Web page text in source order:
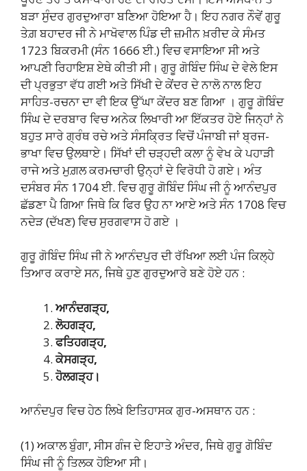
ਬੜਾ ਸੁੰਦਰ ਗੁਰਦੁਆਰਾ ਬਣਿਆ ਹੋਇਆ ਹੈ। ਇਹ ਨਗਰ ਨੌਵੇਂ ਗੁਰੂ
ਤੇਗ਼ ਬਹਾਦਰ ਜੀ ਨੇ ਮਾਖੋਵਾਲ ਪਿੰਡ ਦੀ ਜ਼ਮੀਨ ਖ਼ਰੀਦ ਕੇ ਸੰਮਤ
1723 ਬਿਕਰਮੀ (ਸੰਨ 1666 ਈ.) ਵਿਚ ਵਸਾਇਆ ਸੀ ਅਤੇ
ਆਪਣੀ ਰਿਹਾਇਸ਼ ਏਥੇ ਕੀਤੀ ਸੀ। ਗੁਰੂ ਗੋਬਿੰਦ ਸਿੰਘ ਦੇ ਵੇਲੇ ਇਸ
ਦੀ ਪ੍ਰਭੁਤਾ ਵੱਧ ਗਈ ਅਤੇ ਸਿੱਖੀ ਦੇ ਕੇਂਦਰ ਦੇ ਨਾਲੋ ਨਾਲ ਇਹ
ਸਾਹਿਤ-ਰਚਨਾ ਦਾ ਵੀ ਇਕ ਉੱਘਾ ਕੇਂਦਰ ਬਣ ਗਿਆ । ਗੁਰੂ ਗੋਬਿੰਦ
ਸਿੰਘ ਦੇ ਦਰਬਾਰ ਵਿਚ ਅਨੇਕ ਲਿਖਾਰੀ ਆ ਇੱਕਤਰ ਹੋਏ ਜਿਨ੍ਹਾਂ ਨੇ
ਬਹੁਤ ਸਾਰੇ ਗ੍ਰੰਥ ਰਚੇ ਅਤੇ ਸੰਸਕ੍ਰਿਤ ਵਿਚੋਂ ਪੰਜਾਬੀ ਜਾਂ ਬ੍ਰਜ-
ਭਾਖਾ ਵਿਚ ਉਲਥਾਏ। ਸਿੱਖਾਂ ਦੀ ਚੜ੍ਹਦੀ ਕਲਾ ਨੂੰ ਵੇਖ ਕੇ ਪਹਾੜੀ
ਰਾਜੇ ਅਤੇ ਮੁਗ਼ਲ ਕਰਮਚਾਰੀ ਉਨ੍ਹਾਂ ਦੇ ਵਿਰੋਧੀ ਹੋ ਗਏ। ਅੰਤ
ਦਸੰਬਰ ਸੰਨ 1704 ਈ. ਵਿਚ ਗੁਰੂ ਗੋਬਿੰਦ ਸਿੰਘ ਜੀ ਨੂੰ ਆਨੰਦਪੁਰ
ਛੱਡਣਾ ਪੈ ਗਿਆ ਜਿਥੇ ਕਿ ਫਿਰ ਉਹ ਨਾ ਆਏ ਅਤੇ ਸੰਨ 1708 ਵਿਚ
ਨਦੇੜ (ਦੱਖਣ) ਵਿਚ ਸੁਰਗਵਾਸ ਹੋ ਗਏ ।
ਗੁਰੂ ਗੋਬਿੰਦ ਸਿੰਘ ਜੀ ਨੇ ਆਨੰਦਪੁਰ ਦੀ ਰੱਖਿਆ ਲਈ ਪੰਜ ਕਿਲ੍ਹੇ
ਤਿਆਰ ਕਰਾਏ ਸਨ, ਜਿਥੇ ਹੁਣ ਗੁਰਦੁਆਰੇ ਬਣੇ ਹੋਏ ਹਨ :
ਆਨੰਦਗੜ੍ਹ,
ਲੋਹਗੜ੍ਹ,
ਫਤਿਹਗੜ੍ਹ,
ਕੇਸਗੜ੍ਹ,
ਹੋਲਗੜ੍ਹ।
ਆਨੰਦਪੁਰ ਵਿਚ ਹੇਠ ਲਿਖੇ ਇਤਿਹਾਸਕ ਗੁਰ-ਅਸਥਾਨ ਹਨ :
(1) ਅਕਾਲ ਬੁੰਗਾ, ਸੀਸ ਗੰਜ ਦੇ ਇਹਾਤੇ ਅੰਦਰ, ਜਿਥੇ ਗੁਰੂ ਗੋਬਿੰਦ
ਸਿੰਘ ਜੀ ਨੂੰ ਤਿਲਕ ਹੋਇਆ ਸੀ।